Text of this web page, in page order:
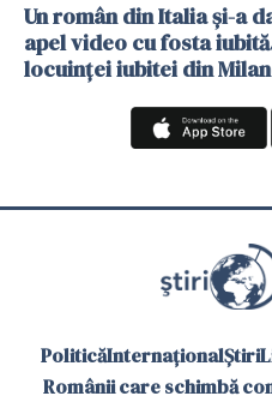
Un român din Italia și-a
apel video cu fosta
locuinței iubitei din
PoliticăInternaționalȘtiri
Românii care schimbă